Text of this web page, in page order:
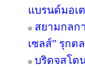
แบรนด์มอเ
สยามกลก
เซลส์” รุกต
บริดจสโต